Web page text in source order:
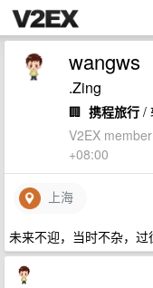
wangws
.Zing
🏢 携程旅行 /
V2EX
+08:00
上海
未来不迎，当时不杂，过